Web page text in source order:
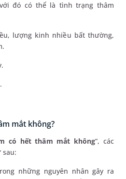
đó có thể là tình trạng thâm
lượng kinh nhiều bất thường,
mắt không?
có hết thâm mắt không”, các
sau:
những nguyên nhân gây ra